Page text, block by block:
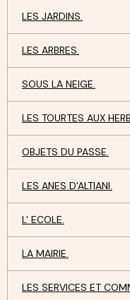
LES JARDINS.
LES ARBRES.
SOUS LA NEIGE.
LES TOURTES AUX
OBJETS DU PASSE.
LES ANES D'ALTIANI.
L' ECOLE.
LA MAIRIE.
LES SERVICES ET